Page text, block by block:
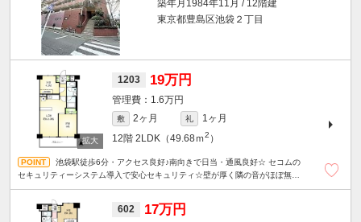
築年月1984年11月 / 12階建
東京都豊島区池袋２丁目
1203 19万円
1.6万円
敷 2ヶ月 礼
1ヶ月
12階 2LDK（49.68ｍ2 ）
池袋駅徒歩6分・アクセス良好♪南向きで日当・通風良好☆ セコムの
セキュリティーシステム導入で安心セキュリティ☆壁が厚く隣の音がほぼ無し
602 17万円